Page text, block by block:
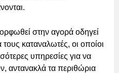
στην αγορά οδηγεί
τους καταναλωτές, οι οποίοι
υπηρεσίες για να
αντανακλά τα περιθώρια